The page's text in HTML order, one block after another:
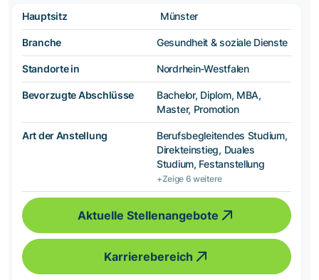
Hauptsitz Münster
Branche Gesundheit & soziale Dienste
Standorte in Nordrhein-Westfalen
Bevorzugte Abschlüsse
Bachelor, Diplom, MBA,
Master, Promotion
Art der Anstellung
Berufsbegleitendes Studium,
Direkteinstieg, Duales
Studium, Festanstellung
+Zeige 6 weitere
Aktuelle Stellenangebote
Karrierebereich